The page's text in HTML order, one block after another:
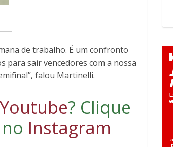
de trabalho. É um confronto
para sair vencedores com a nossa
falou Martinelli.
Youtube? Clique
Instagram